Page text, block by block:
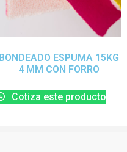
BONDEADO ESPUMA 15KG
4 MM CON FORRO
Cotiza este producto